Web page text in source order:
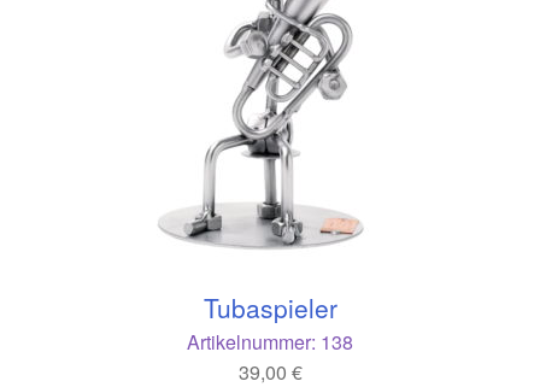
Tubaspieler
Artikelnummer: 138
39,00 €